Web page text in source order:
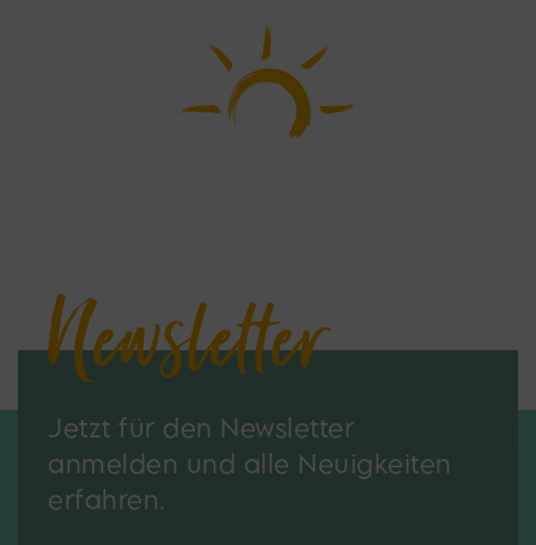
Newsletter
Jetzt für den Newsletter
anmelden und alle Neuigkeiten
erfahren.